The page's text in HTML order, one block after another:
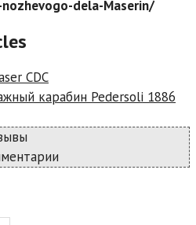
dela-Maserin/
CDC
карабин Pedersoli 1886